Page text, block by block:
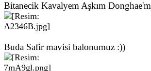
Bitanecik Kavalyem Aşkım Donghae'm
Buda Safir mavisi balonumuz :))